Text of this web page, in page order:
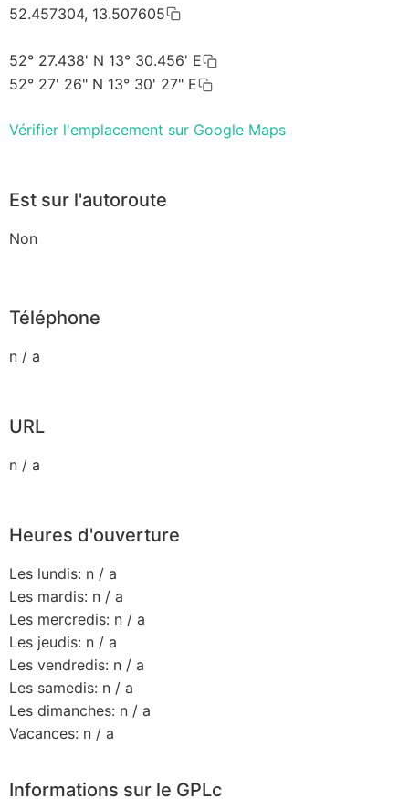
52.457304, 13.507605
52° 27.438' N 13° 30.456' E
52° 27' 26" N 13° 30' 27" E
Vérifier l'emplacement sur Google Maps
Est sur l'autoroute
Non
Téléphone
n / a
URL
n / a
Heures d'ouverture
Les lundis: n / a
Les mardis: n / a
Les mercredis: n / a
Les jeudis: n / a
Les vendredis: n / a
Les samedis: n / a
Les dimanches: n / a
Vacances: n / a
Informations sur le GPLc